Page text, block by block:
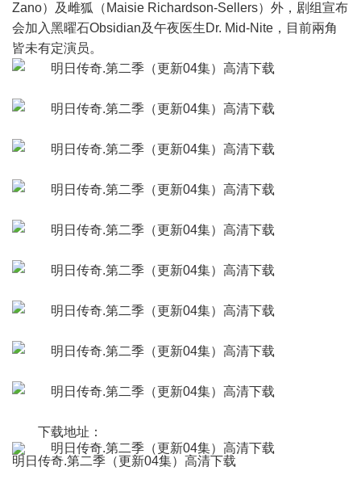
Zano）及雌狐（Maisie Richardson-Sellers）外，剧组宣布
会加入黑曜石Obsidian及午夜医生Dr. Mid-Nite，目前兩角
皆未有定演员。
下载地址：
明日传奇.第二季（更新04集）高清下载